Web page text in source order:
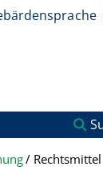
Rechtsmittel